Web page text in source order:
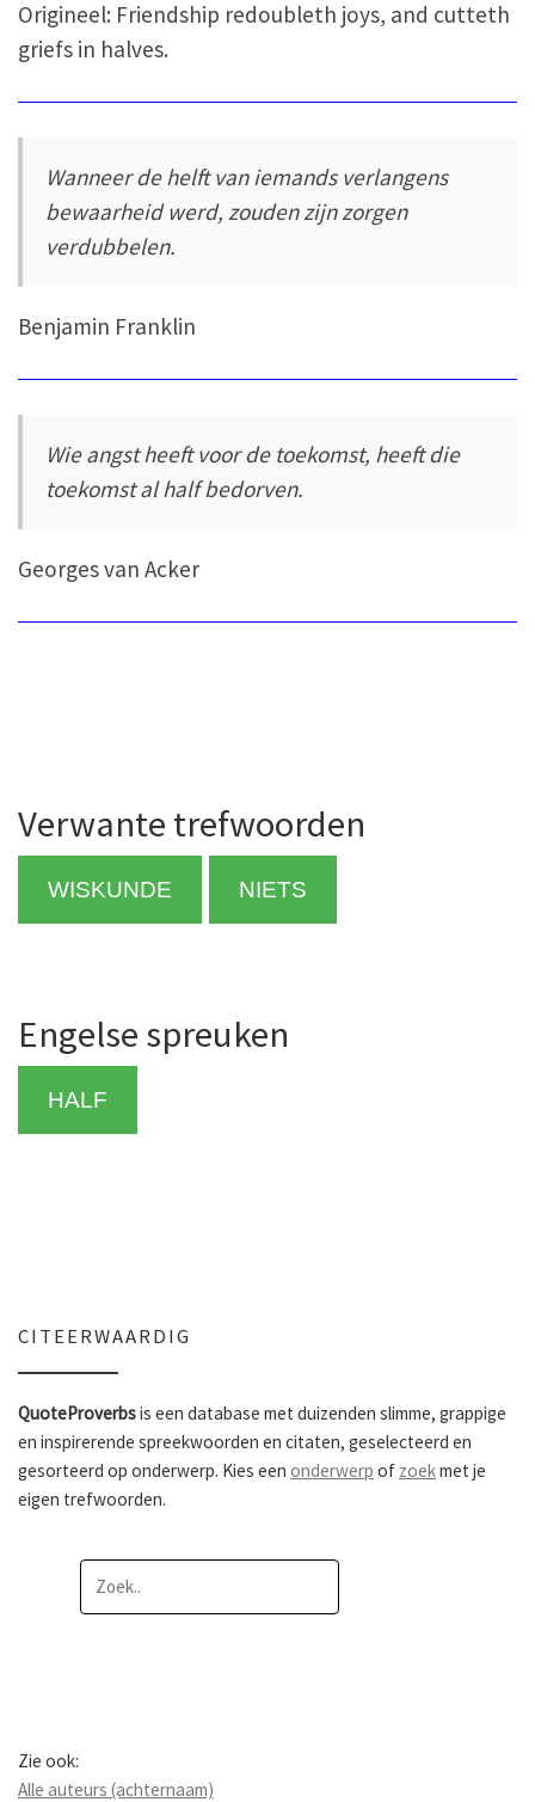
Origineel: Friendship redoubleth joys, and cutteth
griefs in halves.
Wanneer de helft van iemands verlangens
bewaarheid werd, zouden zijn zorgen
verdubbelen.
Benjamin Franklin
Wie angst heeft voor de toekomst, heeft die
toekomst al half bedorven.
Georges van Acker
Verwante trefwoorden
WISKUNDE NIETS
Engelse spreuken
HALF
CITEERWAARDIG
QuoteProverbsis een database met duizenden slimme, grappige
en inspirerende spreekwoorden en citaten, geselecteerd en
gesorteerd op onderwerp. Kies een onderwerp of zoekmet je
eigen trefwoorden.
Zie ook:
Alle auteurs (achternaam)